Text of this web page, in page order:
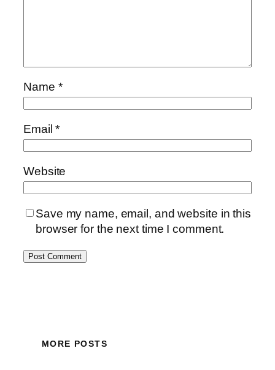
Name *
Email*
Website
Save my name, email, and website in this
browser for the next time I comment.
MORE POSTS